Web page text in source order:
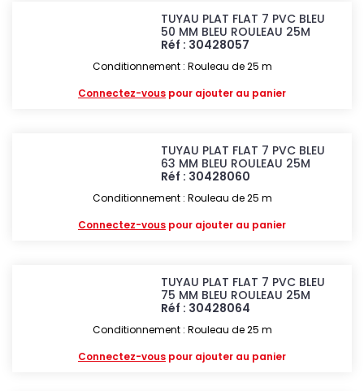
TUYAU PLAT FLAT 7 PVC BLEU
50 MM BLEU ROULEAU 25M
Réf : 30428057
Conditionnement : Rouleau de 25 m
Connectez-vous pour ajouter au panier
TUYAU PLAT FLAT 7 PVC BLEU
63 MM BLEU ROULEAU 25M
Réf : 30428060
Conditionnement : Rouleau de 25 m
Connectez-vous pour ajouter au panier
TUYAU PLAT FLAT 7 PVC BLEU
75 MM BLEU ROULEAU 25M
Réf : 30428064
Conditionnement : Rouleau de 25 m
Connectez-vous pour ajouter au panier